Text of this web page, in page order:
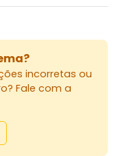
incorretas ou
Fale com a